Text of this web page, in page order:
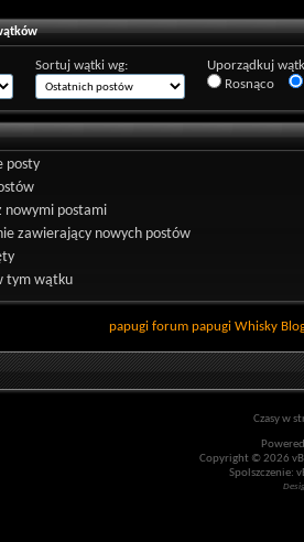
Sortuj wątki wg:
Uporządkuj
Rosnąco
posty
nowymi postami
zawierający nowych postów
tym wątku
papugi forum papugi Whisky
Czasy w
Copyright © 2026
Spolszczenie: